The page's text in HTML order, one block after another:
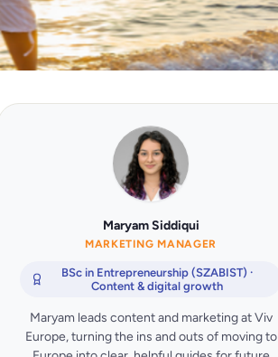
Maryam Siddiqui
MARKETING MANAGER
BSc in Entrepreneurship (SZABIST) ·
Content & digital growth
Maryam leads content and marketing at Viv
Europe, turning the ins and outs of moving to